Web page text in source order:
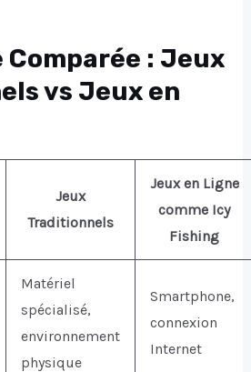
Comparée : Jeux
vs Jeux en
Jeux
Traditionnels
Jeux en Ligne
comme Icy
Fishing
Matériel
spécialisé,
environnement
physique
Smartphone,
connexion
Internet